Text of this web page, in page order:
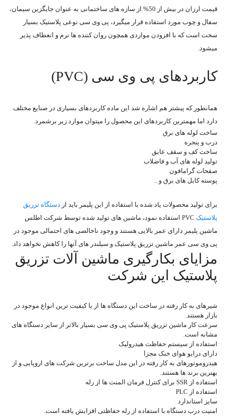
قیمت ارزان در بیش از 50% از سازه های ساختمانی به عنوان جایگزین سیمان،
سفال و چوب مورد استفاده قرار میگیرد، پی وی سی نوعی پلاستیک بسیار
سخت است که با افزودن مواردی همچون روان کننده ها نرم و انعطاف پذیر
میشود.
کاربردهای پی وی سی (PVC)
همانطور که پیشتر هم اشاره شد این ماده کاربردهای بسیاری در صنایع مختلف
دارد اما مهمترین کاربردهای این محصول را میتوان موارد زیر برشمرد.
ساخت لوله های برق
درب و پنجره
ساخت کف و سقف عایق
تولید لوله های آب و فاضلاب
صفحات گرامافون
پوسته کابل های برق و ..
برای تولید محصولات یاد شده با استفاده از این پلیمر باید از دستگاه تزریق
پلاستیک
PVC استفاده نمود، ماشین های تولید شده توسط شرکت اطلس
ماشین پلیمر دارای عمر بالایی هستند و وجود ناخالصی های احتمالی موجود در
پی وی سی عمر ماشین تزریق پلاستیک و سیلندر های آنها را کاهش نخواهد داد.
مزایای بکارگیری ماشین آلات تزریق
پلاستیک این شرکت
شیرهای به کار رفته در ساخت این دستگاه ها از با کیفیت ترین انواع موجود در
بازار هستند.
سرعت کار ماشین تزریق پلاستیک پی وی سی بسیار بالاتر از سایر دستگاه های
مشابه است.
استفاده از سیستم حفاظت هیدرولیک
دارای درایو هوای خنک مجزا
هیدروموتورهای به کار رفته در این مدل ساخت برترین شرکت های اروپایی و از
بهترین برند ها هستند.
استفاده از SSR برای کنترل فرمان المنت ها از رله
استفاده از PLC
سایز استاندارد
امنیت درب دستگاه با استفاده از رله حفاظتی افزایش یافته است.